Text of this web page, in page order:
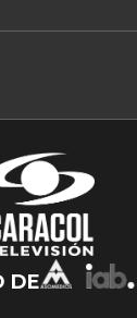
DE